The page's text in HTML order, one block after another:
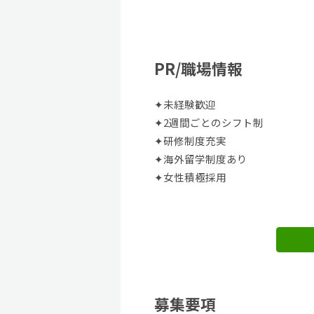
PR/職場情報
✦未経験歓迎
✦2週間ごとのシフト制
✦研修制度充実
✦海外留学制度あり
✦女性積極採用
募集要項